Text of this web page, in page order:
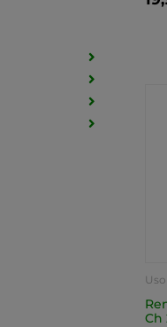
Ch